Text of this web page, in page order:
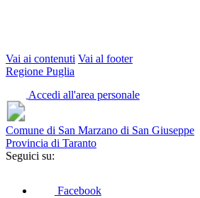
Vai ai contenuti Vai al footer
Regione Puglia
Accedi all'area personale
Comune di San Marzano di San Giuseppe
Provincia di Taranto
Seguici su:
Facebook